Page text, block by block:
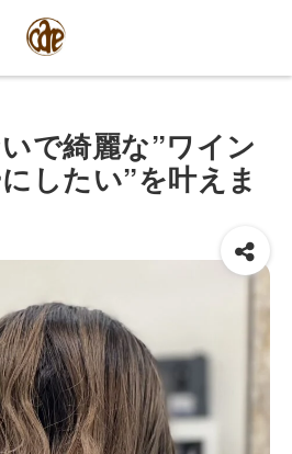
で綺麗な”ワイン
したい”を叶えま